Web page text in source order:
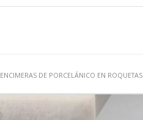
ENCIMERAS DE PORCELÁNICO EN ROQUETAS